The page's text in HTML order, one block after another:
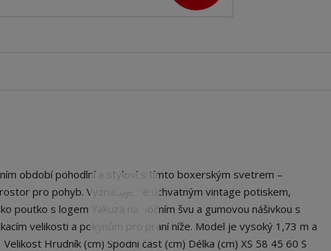
období pohodlní a styloví s tímto boxerským svetrem –
pro pohyb. Vyznačuje se úchvatným vintage potiskem,
poutko s logem Yakuza na bočním švu a gumovou nášivkou s
velikosti a pokynům pro praní níže. Model je vysoký 1,73 m a
Hrudník (cm) Spodní část (cm) Délka (cm) XS 58 45 60 S